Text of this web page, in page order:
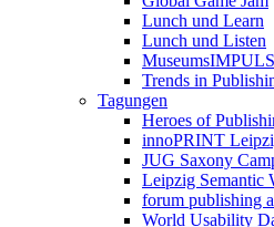
Lunch und Learn
Lunch und Listen
MuseumsIMPULS
Trends in
Tagungen
Heroes of
innoPRINT
JUG Saxony
Leipzig Semantic
forum publishing
World Usability